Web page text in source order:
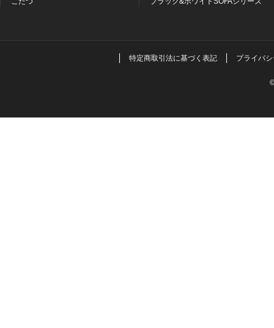
特定商取引法に基づく表記 プライバ